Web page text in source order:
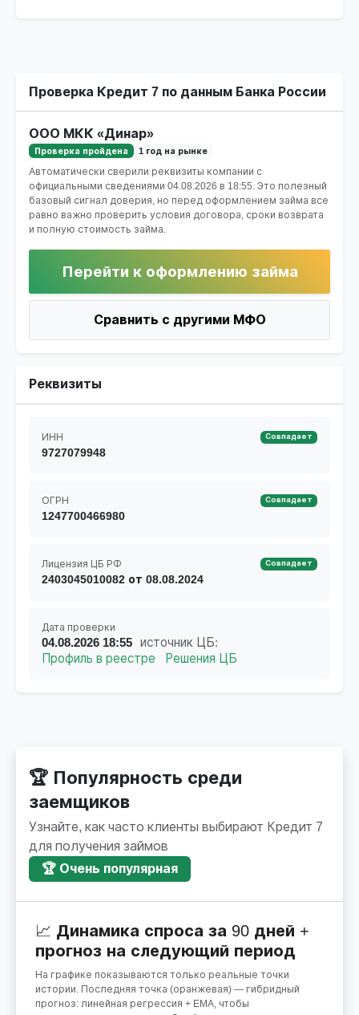
Проверка Кредит 7 по данным Банка России
ООО МКК «Динар»
Проверка пройдена 1 год на рынке
Автоматически сверили реквизиты компании с
официальными сведениями 04.08.2026 в 18:55 . Это полезный
базовый сигнал доверия, но перед оформлением займа все
равно важно проверить условия договора, сроки возврата
и полную стоимость займа.
Перейти к оформлению займа
Сравнить с другими МФО
Реквизиты
ИНН Совпадает
9727079948
ОГРН Совпадает
1247700466980
Лицензия ЦБ РФ Совпадает
2403045010082 от 08.08.2024
Дата проверки
04.08.2026 18:55 источник ЦБ:
Профиль в реестре
Решения ЦБ
🏆 Популярность среди
заемщиков
Узнайте, как часто клиенты выбирают Кредит 7
для получения займов
🏆 Очень популярная
📈 Динамика спроса за 90 дней +
прогноз на следующий период
На графике показываются только реальные точки
истории. Последняя точка (оранжевая) — гибридный
прогноз: линейная регрессия + EMA, чтобы